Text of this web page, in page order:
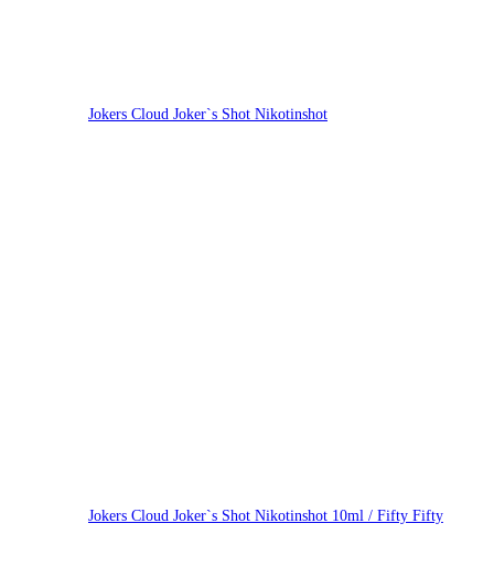
Jokers Cloud Joker`s Shot Nikotinshot
Jokers Cloud Joker`s Shot Nikotinshot 10ml / Fifty Fifty